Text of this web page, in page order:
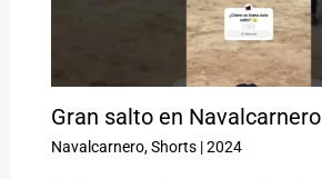
Gran salto en Navalcarnero
Navalcarnero,Shorts|2024